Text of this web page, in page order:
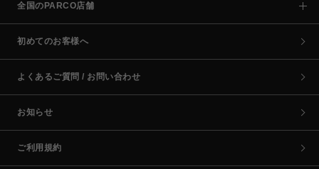
全国のPARCO店舗
初めてのお客様へ
よくあるご質問 / お問い合わせ
お知らせ
ご利用規約